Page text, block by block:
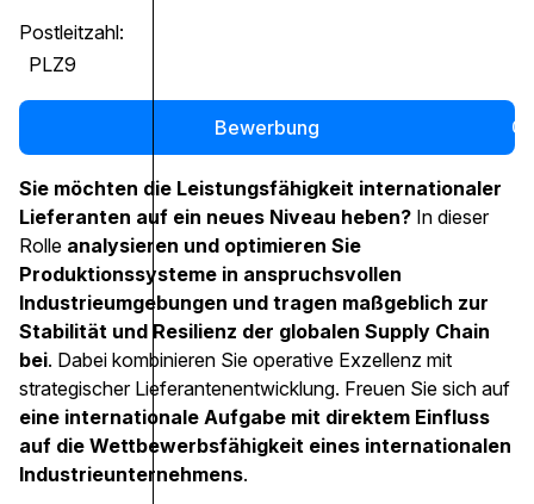
Postleitzahl:
PLZ9
Bewerbung 0
Sie möchten die Leistungsfähigkeit internationaler
Lieferanten auf ein neues Niveau heben? In dieser
Rolle analysieren und optimieren Sie
Produktionssysteme in anspruchsvollen
Industrieumgebungen und tragen maßgeblich zur
Stabilität und Resilienz der globalen Supply Chain
bei. Dabei kombinieren Sie operative Exzellenz mit
strategischer Lieferantenentwicklung. Freuen Sie sich auf
eine internationale Aufgabe mit direktem Einfluss
auf die Wettbewerbsfähigkeit eines internationalen
Industrieunternehmens.